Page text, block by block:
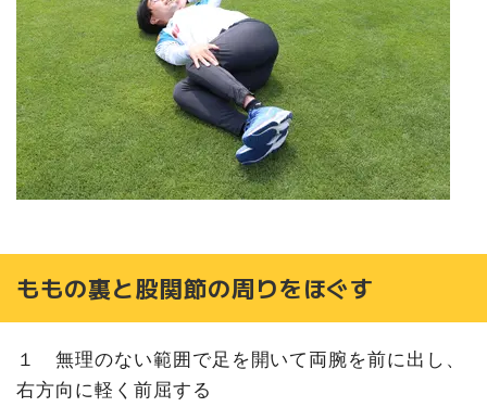
ももの裏と股関節の周りをほぐす
１ 無理のない範囲で足を開いて両腕を前に出し、
右方向に軽く前屈する